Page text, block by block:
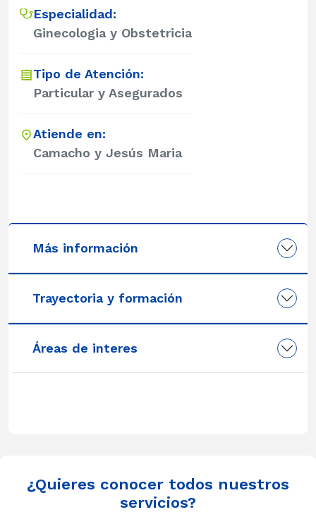
Especialidad:
Ginecologia y Obstetricia
Tipo de Atención:
Particular y Asegurados
Atiende en:
Camacho y Jesús Maria
Más información
Trayectoria y formación
Áreas de interes
¿Quieres conocer todos nuestros
servicios?